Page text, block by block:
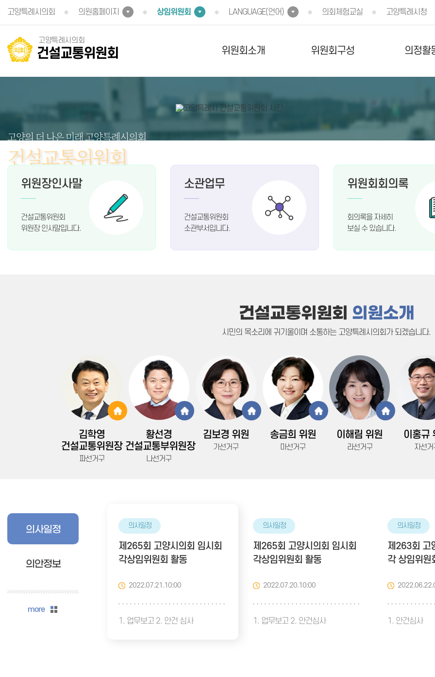
고양특례시의회
의원홈페이지 상임위원회 LANGUAGE(언어) 의회체험교실 고양특례시청
고양특례시의회
건설교통위원회 위원회소개 위원회구성 의정활
고양의 더 나은 미래고양특례시의회
건설교통위원회
고양특례시의회 홈페이지를 찾아주셔서
감사드립니다. 시민의 목소리에 귀 기울이며
소통하는 의회가 되겠습니다.
위원장인사말
건설교통위원회
위원장 인사말입니다.
소관업무
건설교통위원회
소관부서입니다.
위원회회의록
회의록을 자세히
보실 수 있습니다.
건설교통위원회 의원소개
시민의 목소리에 귀기울이며 소통하는 고양특례시의회가 되겠습니다.
김학영
건설교통위원장
파선거구
황선경
건설교통부위원장
나선거구
김보경 위원
가선거구
송금희 위원
마선거구
이해림 위원
라선거구
이홍규
자선거
의사일정 의사일정
제265회 고양시의회 임시회
각상임위원회 활동
2022.07.21.10:00
1. 업무보고 2. 안건 심사
의사일정
제265회 고양시의회 임시회
각상임위원회 활동
2022.07.20.10:00
1. 업무보고 2. 안건심사
의사일정
제263회 고
각 상임위원
1. 안건심사
more
의안정보